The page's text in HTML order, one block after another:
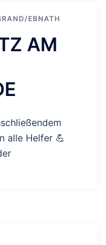
EBNATH
AM
alle Helfer 💪